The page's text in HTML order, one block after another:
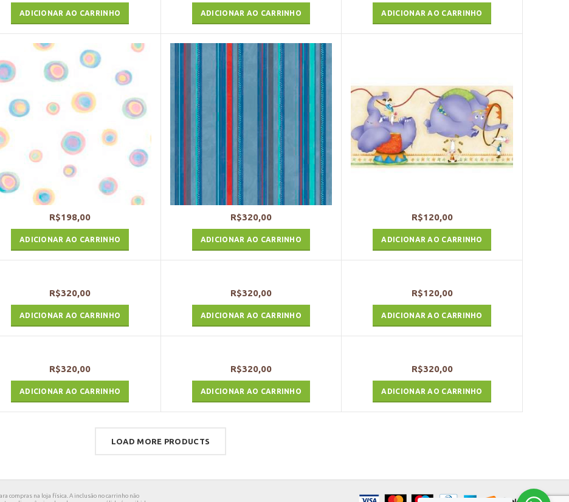
ADICIONAR AO CARRINHO ADICIONAR AO CARRINHO ADICIONAR AO CARRINHO
R$198,00
ADICIONAR AO CARRINHO
R$320,00
ADICIONAR AO CARRINHO
R$120,00
ADICIONAR AO CARRINHO
R$320,00
ADICIONAR AO CARRINHO
R$320,00
ADICIONAR AO CARRINHO
R$120,00
ADICIONAR AO CARRINHO
R$320,00
ADICIONAR AO CARRINHO
R$320,00
ADICIONAR AO CARRINHO
R$320,00
ADICIONAR AO CARRINHO
LOAD MORE PRODUCTS
compras na loja física. A inclusão no carrinho não